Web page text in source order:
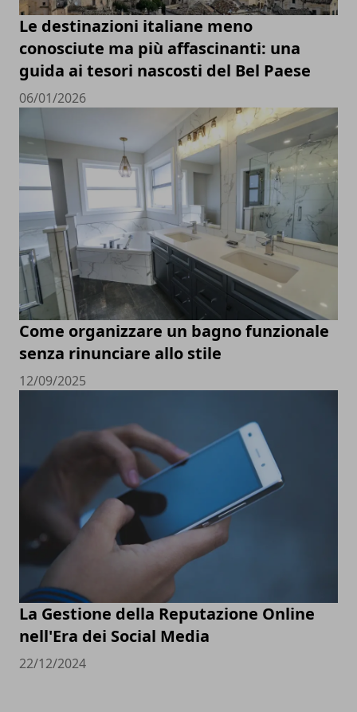
Le destinazioni italiane meno
conosciute ma più affascinanti: una
guida ai tesori nascosti del Bel Paese
06/01/2026
Come organizzare un bagno funzionale
senza rinunciare allo stile
12/09/2025
La Gestione della Reputazione Online
nell'Era dei Social Media
22/12/2024